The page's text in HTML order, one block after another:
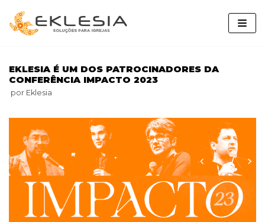
Pular
para
EKLESIA É UM DOS PATROCINADORES DA
CONFERÊNCIA IMPACTO 2023
por Eklesia